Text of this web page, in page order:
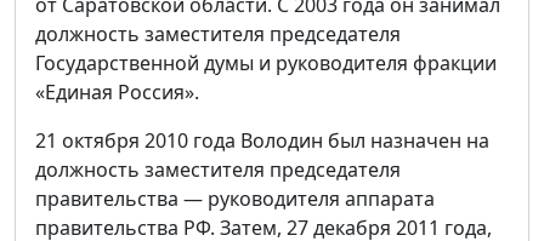
должность заместителя председателя
Государственной думы и руководителя фракции
«Единая Россия».
21 октября 2010 года Володин был назначен на
должность заместителя председателя
правительства — руководителя аппарата
правительства РФ. Затем, 27 декабря 2011 года,